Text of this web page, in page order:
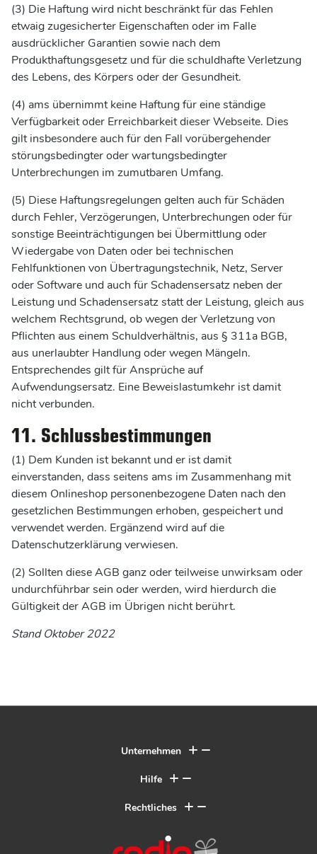
(3) Die Haftung wird nicht beschränkt für das Fehlen
etwaig zugesicherter Eigenschaften oder im Falle
ausdrücklicher Garantien sowie nach dem
Produkthaftungsgesetz und für die schuldhafte Verletzung
des Lebens, des Körpers oder der Gesundheit.
(4) ams übernimmt keine Haftung für eine ständige
Verfügbarkeit oder Erreichbarkeit dieser Webseite. Dies
gilt insbesondere auch für den Fall vorübergehender
störungsbedingter oder wartungsbedingter
Unterbrechungen im zumutbaren Umfang.
(5) Diese Haftungsregelungen gelten auch für Schäden
durch Fehler, Verzögerungen, Unterbrechungen oder für
sonstige Beeinträchtigungen bei Übermittlung oder
Wiedergabe von Daten oder bei technischen
Fehlfunktionen von Übertragungstechnik, Netz, Server
oder Software und auch für Schadensersatz neben der
Leistung und Schadensersatz statt der Leistung, gleich aus
welchem Rechtsgrund, ob wegen der Verletzung von
Pflichten aus einem Schuldverhältnis, aus § 311a BGB,
aus unerlaubter Handlung oder wegen Mängeln.
Entsprechendes gilt für Ansprüche auf
Aufwendungsersatz. Eine Beweislastumkehr ist damit
nicht verbunden.
11. Schlussbestimmungen
(1) Dem Kunden ist bekannt und er ist damit
einverstanden, dass seitens ams im Zusammenhang mit
diesem Onlineshop personenbezogene Daten nach den
gesetzlichen Bestimmungen erhoben, gespeichert und
verwendet werden. Ergänzend wird auf die
Datenschutzerklärung verwiesen.
(2) Sollten diese AGB ganz oder teilweise unwirksam oder
undurchführbar sein oder werden, wird hierdurch die
Gültigkeit der AGB im Übrigen nicht berührt.
Stand Oktober 2022
Unternehmen
Hilfe
Rechtliches